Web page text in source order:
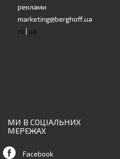
реклами
marketing@berghoff.ua
ru | ua
МИ В СОЦІАЛЬНИХ
МЕРЕЖАХ
Facebook